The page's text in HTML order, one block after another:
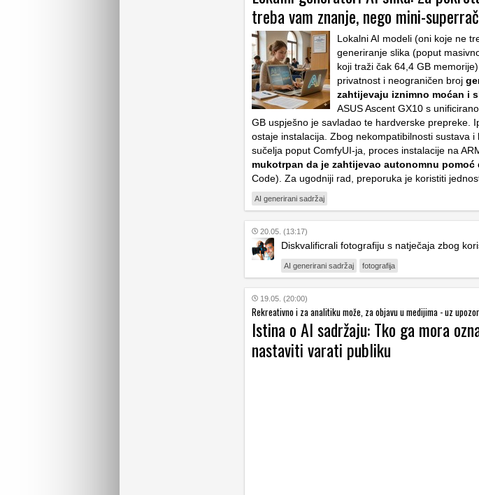
treba vam znanje, nego mini-
Lokalni AI modeli (oni koje ne
generiranje slika (poput
koji traži čak 64,4 GB
privatnost i neograničen broj
zahtijevaju iznimno moćan i
ASUS Ascent GX10 s
GB uspješno je savladao te hardverske prepreke.
ostaje instalacija. Zbog nekompatibilnosti sustava i
sučelja poput ComfyUI-ja, proces instalacije na
mukotrpan da je zahtijevao autonomnu pomoć
Code). Za ugodniji rad, preporuka je koristiti
AI generirani sadržaj
20.05. (13:17)
Diskvalificrali fotografiju s natječaja zbog
AI generirani sadržaj fotografija
19.05. (20:00)
Rekreativno i za analitiku može, za objavu u medijima - uz
Istina o AI sadržaju: Tko ga mora
nastaviti varati publiku